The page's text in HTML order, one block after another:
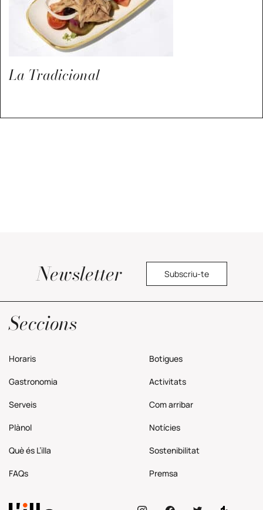
La Tradicional
Newsletter Subscriu-te
Seccions
Horaris Botigues
Gastronomia Activitats
Serveis Comarribar
Plànol Notícies
Què és L’illa Sostenibilitat
FAQs Premsa